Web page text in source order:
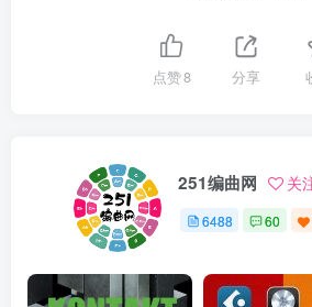
点赞8 分享
251编曲网 关
6488 60